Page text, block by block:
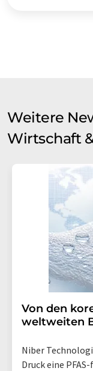
Weitere
Wirtschaft
Von den
weltweiten
Niber
Druck eine